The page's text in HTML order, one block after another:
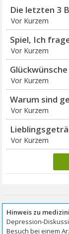
Die letzten 3
Vor Kurzem
Spiel, Ich
Vor Kurzem
Glückwünsche
Vor Kurzem
Warum sind
Vor Kurzem
Vor Kurzem